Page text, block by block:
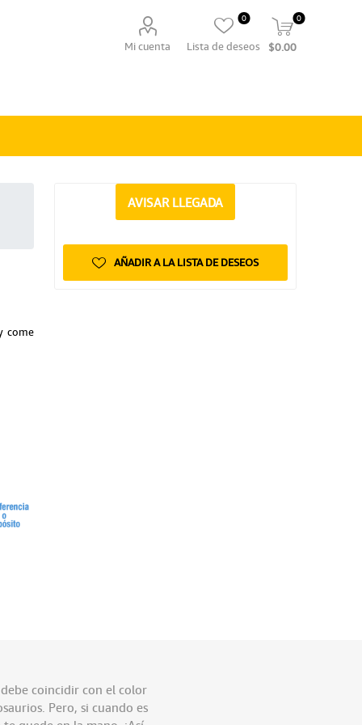
Mi cuenta Lista de deseos
0 0
$0.00
come
AVISAR LLEGADA
AÑADIR A LA LISTA DE DESEOS
coincidir con el color
Pero, si cuando es